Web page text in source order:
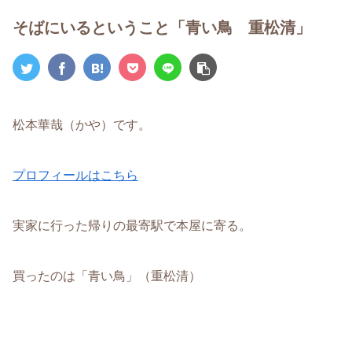
そばにいるということ「青い鳥 重松清」
松本華哉（かや）です。
プロフィールはこちら
実家に行った帰りの最寄駅で本屋に寄る。
買ったのは「青い鳥」（重松清）